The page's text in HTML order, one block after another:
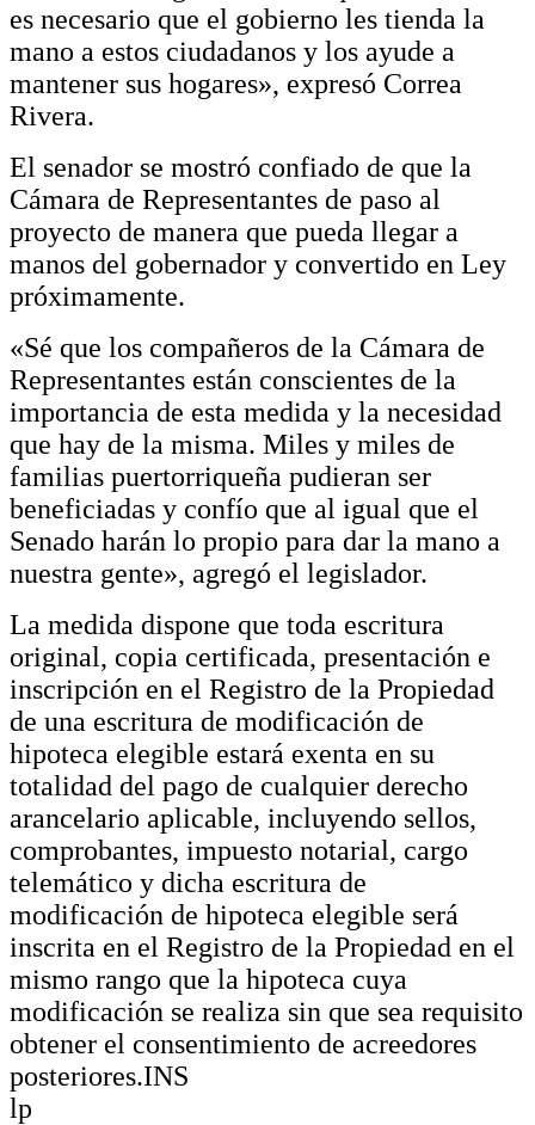
es necesario que el gobierno les tienda la
mano a estos ciudadanos y los ayude a
mantener sus hogares», expresó Correa
Rivera.
El senador se mostró confiado de que la
Cámara de Representantes de paso al
proyecto de manera que pueda llegar a
manos del gobernador y convertido en Ley
próximamente.
«Sé que los compañeros de la Cámara de
Representantes están conscientes de la
importancia de esta medida y la necesidad
que hay de la misma. Miles y miles de
familias puertorriqueña pudieran ser
beneficiadas y confío que al igual que el
Senado harán lo propio para dar la mano a
nuestra gente», agregó el legislador.
La medida dispone que toda escritura
original, copia certificada, presentación e
inscripción en el Registro de la Propiedad
de una escritura de modificación de
hipoteca elegible estará exenta en su
totalidad del pago de cualquier derecho
arancelario aplicable, incluyendo sellos,
comprobantes, impuesto notarial, cargo
telemático y dicha escritura de
modificación de hipoteca elegible será
inscrita en el Registro de la Propiedad en el
mismo rango que la hipoteca cuya
modificación se realiza sin que sea requisito
obtener el consentimiento de acreedores
posteriores.INS
lp